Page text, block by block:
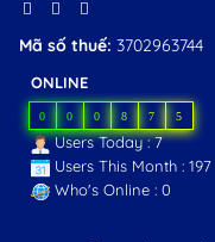
Mã số thuế: 3702963744
ONLINE
0 0 0 8 7 5
Users Today : 7
Users This Month : 197
Who's Online : 0